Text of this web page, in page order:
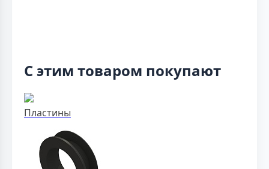
С этим товаром покупают
Пластины